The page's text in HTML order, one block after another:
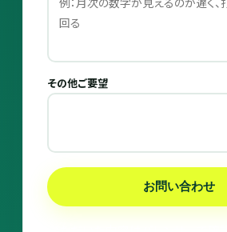
その他ご要望
お問い合わせ